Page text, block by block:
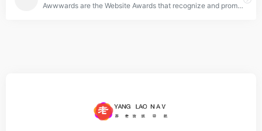
Awwwards are the Website Awards that recognize and promote the talent and effort of the best developers, designers and web agencies in the world.